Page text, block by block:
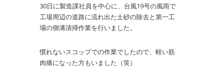
30日に製造課社員を中心に、台風19号の風雨で
工場周辺の道路に流れ出た土砂の除去と第一工
場の側溝清掃作業を行いました。
慣れないスコップでの作業でしたので、軽い筋
肉痛になった方もいました（笑）